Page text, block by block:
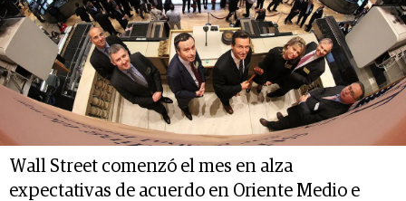
Wall Street comenzó el mes en alza
expectativas de acuerdo en Oriente Medio e